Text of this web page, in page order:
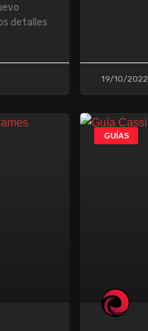
detalles
19/10/2022
GUÍAS